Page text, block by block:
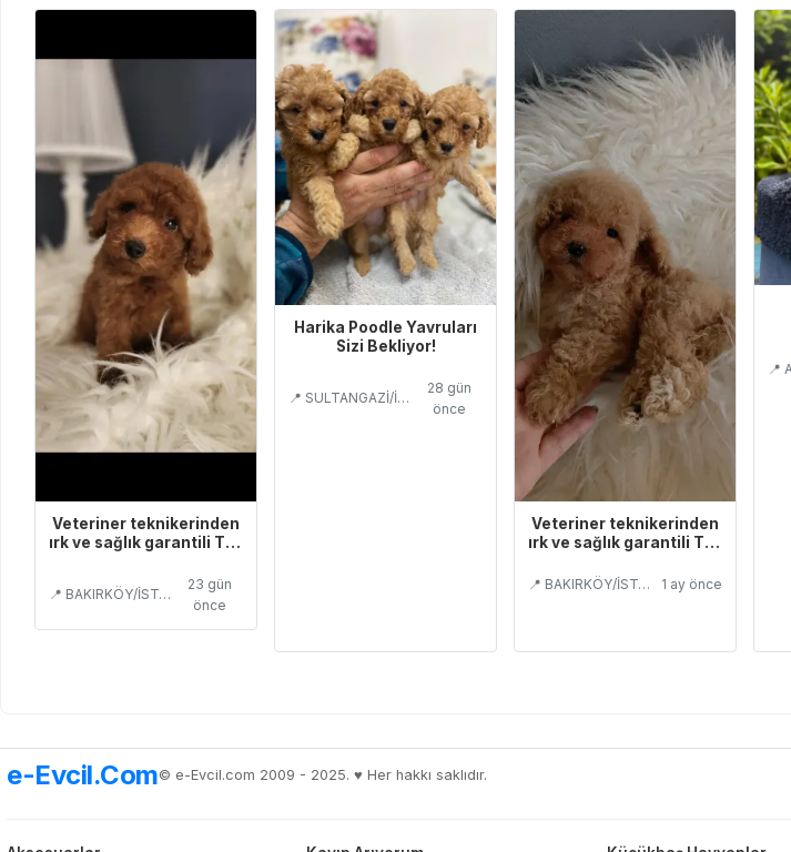
Veteriner teknikerinden
ırk ve sağlık garantili Toy
📍 BAKIRKÖY/İSTANBUL
23 gün
önce
Harika Poodle Yavruları
Sizi Bekliyor!
📍 SULTANGAZİ/İSTANBUL
28 gün
önce
Veteriner teknikerinden
ırk ve sağlık garantili Toy
📍 BAKIRKÖY/İSTANBUL 1 ay önce
e-Evcil.Com© e-Evcil.com 2009 - 2025. ♥️ Her hakkı saklıdır.